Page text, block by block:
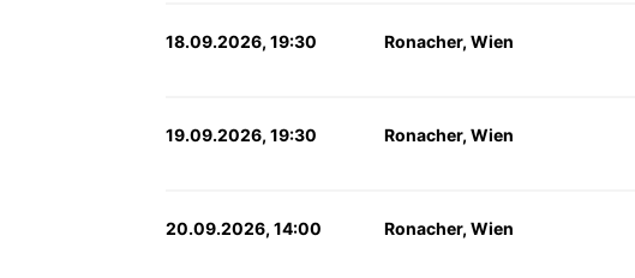
18.09.2026, 19:30 Ronacher, Wien
19.09.2026, 19:30 Ronacher, Wien
20.09.2026, 14:00 Ronacher, Wien